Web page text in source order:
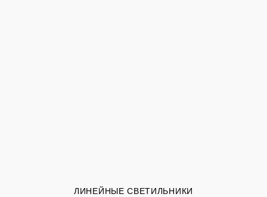
ЛИНЕЙНЫЕ СВЕТИЛЬНИКИ